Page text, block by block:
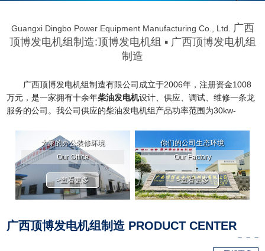
Guangxi Dingbo Power Equipment Manufacturing Co., Ltd.
广西
顶博发电机组制造:顶博发电机组 ▪ 广西顶博发电机组
制造
广西顶博发电机组制造有限公司成立于2006年，注册资金1008
万元，是一家拥有十余年柴油发电机设计、供应、调试、维修一条龙
服务的公司。我公司供应的柴油发电机组产品功率范围为30kw-
遥监控、低噪音及移动式、自动化并网系统等特殊电力需求。 公司工
艺设备先进，产品质量可靠，服务网络健全，严格按国际质量体系管
理。产品已经通过ISO9001-2015质量体系认证，ISO14001:2015环
境管理体系认证，GB/T28001-2011职位健康安全管理体系认证。无
论是在性......
大家的办公装修坏境
Our Office
>查看更多
你们的公司生态环境
Our Factory
>查看更多
广西顶博发电机组制造 PRODUCT CENTER